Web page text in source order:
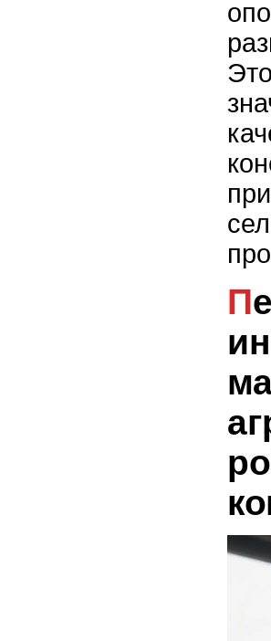
Перспективы